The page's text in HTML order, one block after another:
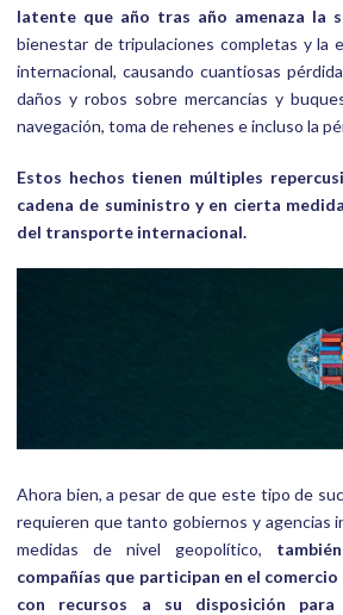
latente que año tras año amenaza la
bienestar de tripulaciones completas y la
internacional, causando cuantiosas
daños y robos sobre mercancías y
navegación, toma de rehenes e incluso la
Estos hechos tienen múltiples
cadena de suministro y en cierta
del transporte internacional.
Ahora bien, a pesar de que este tipo de
requieren que tanto gobiernos y agencias
medidas de nivel geopolítico,
compañías que participan en el
con recursos a su disposición